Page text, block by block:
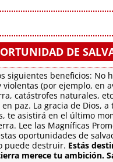
DE
siguientes beneficios: No
violentas (por ejemplo, en
catástrofes naturales,
paz. La gracia de Dios, a
te asistirá en el último
Lee las Magníficas
oportunidades de
puede destruir. Estás
merece tu ambición.